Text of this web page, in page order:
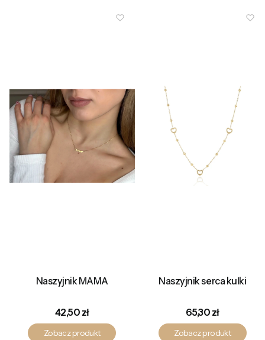
Naszyjnik MAMA
Cena
42,50 zł
Zobacz produkt
Naszyjnik serca kulki
Cena
65,30 zł
Zobacz produkt